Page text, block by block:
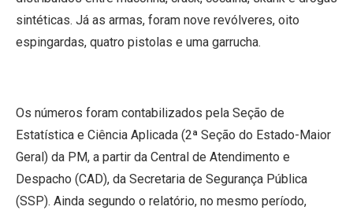
sintéticas. Já as armas, foram nove revólveres, oito
espingardas, quatro pistolas e uma garrucha.
Os números foram contabilizados pela Seção de
Estatística e Ciência Aplicada (2ª Seção do Estado-Maior
Geral) da PM, a partir da Central de Atendimento e
Despacho (CAD), da Secretaria de Segurança Pública
(SSP). Ainda segundo o relatório, no mesmo período,